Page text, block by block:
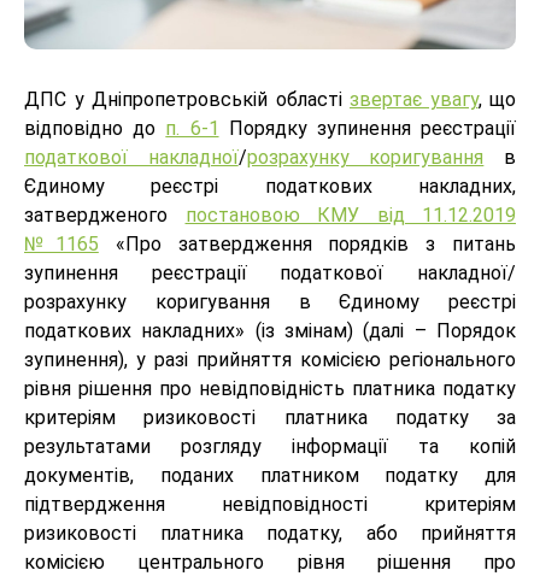
ДПС у Дніпропетровській області звертає увагу, що
відповідно до п. 6-1 Порядку зупинення реєстрації
податкової накладної/розрахунку коригування в
Єдиному реєстрі податкових накладних,
затвердженого постановою КМУ від 11.12.2019
№1165 «Про затвердження порядків з питань
зупинення реєстрації податкової накладної/
розрахунку коригування в Єдиному реєстрі
податкових накладних» (із змінам) (далі – Порядок
зупинення), у разі прийняття комісією регіонального
рівня рішення про невідповідність платника податку
критеріям ризиковості платника податку за
результатами розгляду інформації та копій
документів, поданих платником податку для
підтвердження невідповідності критеріям
ризиковості платника податку, або прийняття
комісією центрального рівня рішення про